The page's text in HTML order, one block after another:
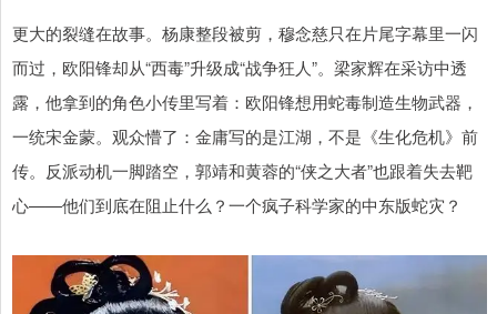
更大的裂缝在故事。杨康整段被剪，穆念慈只在片尾字幕里一闪
而过，欧阳锋却从“西毒”升级成“战争狂人”。梁家辉在采访中透
露，他拿到的角色小传里写着：欧阳锋想用蛇毒制造生物武器，
一统宋金蒙。观众懵了：金庸写的是江湖，不是《生化危机》前
传。反派动机一脚踏空，郭靖和黄蓉的“侠之大者”也跟着失去靶
心——他们到底在阻止什么？一个疯子科学家的中东版蛇灾？